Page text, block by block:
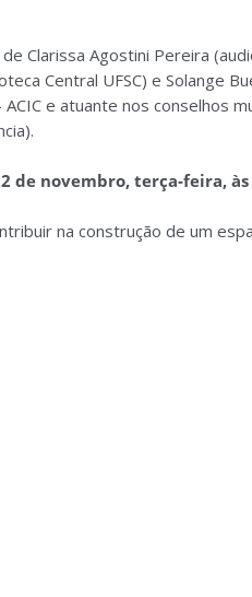
Clarissa Agostini Pereira
Central UFSC) e Solange
e atuante nos conselhos
de novembro, terça-feira, às
na construção de um